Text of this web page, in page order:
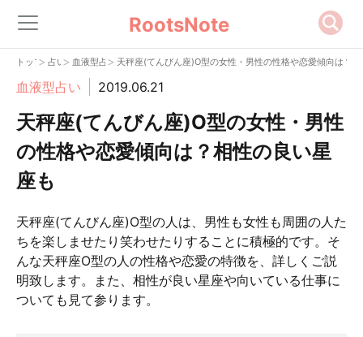
RootsNote
トップ> 占い> 血液型占い
> 天秤座(てんびん座)O型の女性・男性の性格や恋愛傾向は？
血液型占い 2019.06.21
天秤座(てんびん座)O型の女性・男性
の性格や恋愛傾向は？相性の良い星
座も
天秤座(てんびん座)O型の人は、男性も女性も周囲の人た
ちを楽しませたり笑わせたりすることに積極的です。そ
んな天秤座O型の人の性格や恋愛の特徴を、詳しくご説
明致します。また、相性が良い星座や向いている仕事に
ついても見て参ります。